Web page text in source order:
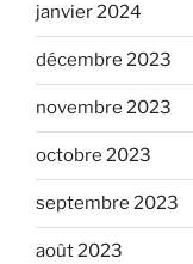
janvier 2024
décembre 2023
novembre 2023
octobre 2023
septembre 2023
août 2023